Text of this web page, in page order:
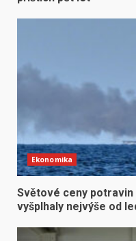
Ekonomika
Světové ceny
vyšplhaly nejvýše od